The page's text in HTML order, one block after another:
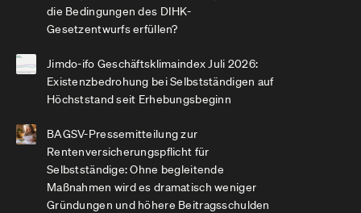
die Bedingungen des DIHK-
Gesetzentwurfs erfüllen?
Jimdo-ifo Geschäftsklimaindex Juli 2026:
Existenzbedrohung bei Selbstständigen auf
Höchststand seit Erhebungsbeginn
BAGSV-Pressemitteilung zur
Rentenversicherungspflicht für
Selbstständige: Ohne begleitende
Maßnahmen wird es dramatisch weniger
Gründungen und höhere Beitragsschulden